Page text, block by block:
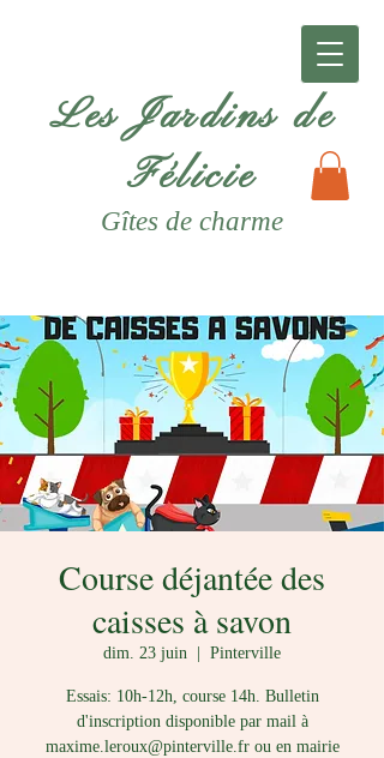
Les Jardins de
Félicie
Gîtes de charme
Course déjantée des
caisses à savon
dim. 23 juin Pinterville
Essais: 10h-12h, course 14h. Bulletin
d'inscription disponible par mail à
maxime.leroux@pinterville.fr ou en mairie